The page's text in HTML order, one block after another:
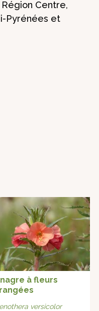
Centre,
Pyrénées et
à fleurs
versicolor